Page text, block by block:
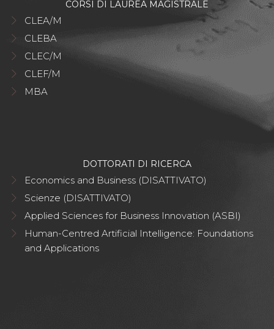
CORSI DI LAUREA MAGISTRALE
CLEA/M
CLEBA
CLEC/M
CLEF/M
MBA
DOTTORATI DI RICERCA
Economics and Business (DISATTIVATO)
Scienze (DISATTIVATO)
Applied Sciences for Business Innovation (ASBI)
Human-Centred Artificial Intelligence: Foundations
and Applications